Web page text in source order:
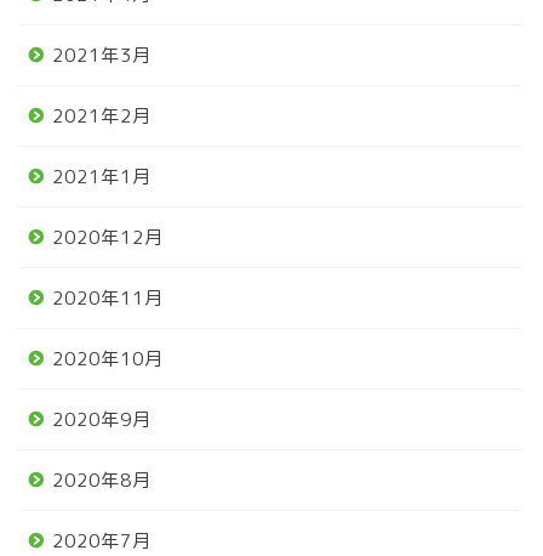
2021年3月
2021年2月
2021年1月
2020年12月
2020年11月
2020年10月
2020年9月
2020年8月
2020年7月